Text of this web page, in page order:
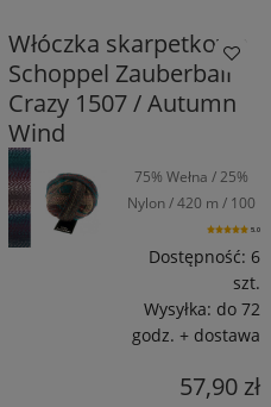
Włóczka skarpetkowa
Schoppel Zauberball
Crazy 1507 / Autumn
Wind
75% Wełna / 25%
Nylon / 420 m / 100
5.0
Dostępność: 6
szt.
Wysyłka: do 72
godz. + dostawa
57,90 zł